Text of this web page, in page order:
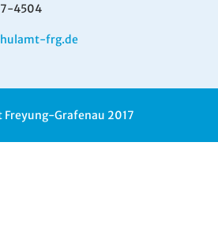
4504
frg.de
Grafenau 2017